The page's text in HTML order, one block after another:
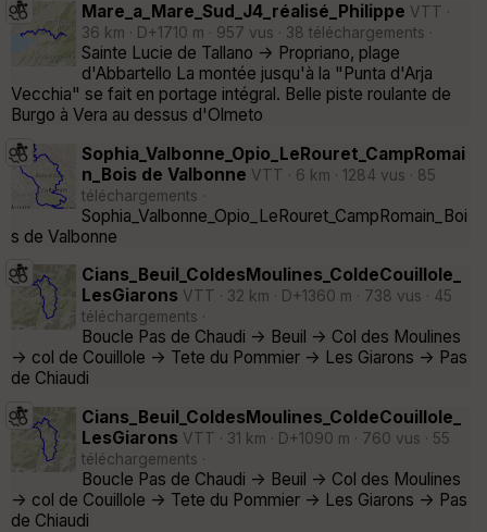
Mare_a_Mare_Sud_J4_réalisé_Philippe VTT ·
36 km · D+1710 m · 957 vus · 38 téléchargements ·
Sainte Lucie de Tallano -> Propriano, plage
d'Abbartello La montée jusqu'à la "Punta d'Arja
Vecchia" se fait en portage intégral. Belle piste roulante de
Burgo à Vera au dessus d'Olmeto
Sophia_Valbonne_Opio_LeRouret_CampRomai
n_Bois de Valbonne VTT · 6 km · 1284 vus · 85
téléchargements ·
Sophia_Valbonne_Opio_LeRouret_CampRomain_Boi
s de Valbonne
Cians_Beuil_ColdesMoulines_ColdeCouillole_
LesGiarons VTT · 32 km · D+1360 m · 738 vus · 45
téléchargements ·
Boucle Pas de Chaudi -> Beuil -> Col des Moulines
-> col de Couillole -> Tete du Pommier -> Les Giarons -> Pas
de Chiaudi
Cians_Beuil_ColdesMoulines_ColdeCouillole_
LesGiarons VTT · 31 km · D+1090 m · 760 vus · 55
téléchargements ·
Boucle Pas de Chaudi -> Beuil -> Col des Moulines
-> col de Couillole -> Tete du Pommier -> Les Giarons -> Pas
de Chiaudi